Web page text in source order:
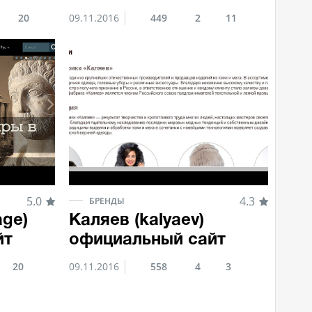
20 09.11.2016 449 2 11
5.0
20
4.3
БРЕНДЫ
Каляев (kalyaev)
официальный сайт
09.11.2016 558 4 3